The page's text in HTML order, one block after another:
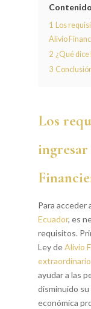
Contenido
1 Los
Alivio
2 ¿Qué dice
3
Los
Para acceder
Ecuador, es
requisitos.
Ley deAlivio
extraordinario
ayudar a las
disminuido su
económica